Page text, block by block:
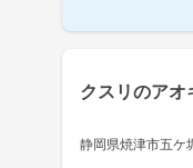
クスリのアオ
静岡県焼津市五ケ